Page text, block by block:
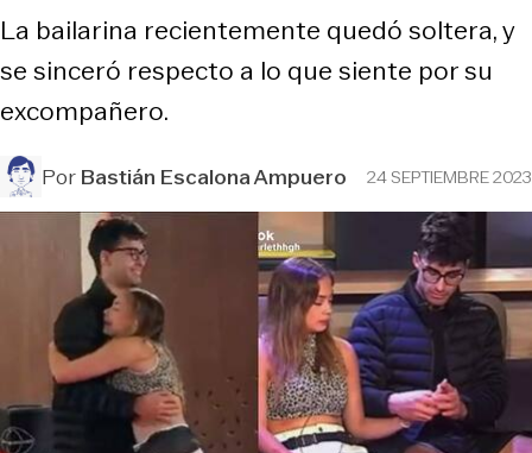
La bailarina recientemente quedó soltera, y
se sinceró respecto a lo que siente por su
excompañero.
PorBastián Escalona Ampuero 24 SEPTIEMBRE 2023